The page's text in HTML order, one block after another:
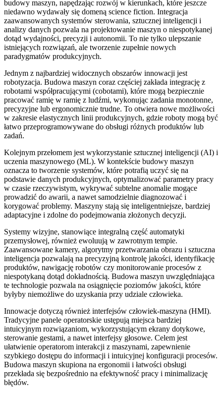
budowy maszyn, napędzając rozwój w kierunkach, które jeszcze
niedawno wydawały się domeną science fiction. Integracja
zaawansowanych systemów sterowania, sztucznej inteligencji i
analizy danych pozwala na projektowanie maszyn o niespotykanej
dotąd wydajności, precyzji i autonomii. To nie tylko ulepszanie
istniejących rozwiązań, ale tworzenie zupełnie nowych
paradygmatów produkcyjnych.
Jednym z najbardziej widocznych obszarów innowacji jest
robotyzacja. Budowa maszyn coraz częściej zakłada integrację z
robotami współpracującymi (cobotami), które mogą bezpiecznie
pracować ramię w ramię z ludźmi, wykonując zadania monotonne,
precyzyjne lub ergonomicznie trudne. To otwiera nowe możliwości
w zakresie elastycznych linii produkcyjnych, gdzie roboty mogą być
łatwo przeprogramowywane do obsługi różnych produktów lub
zadań.
Kolejnym przełomem jest wykorzystanie sztucznej inteligencji (AI) i
uczenia maszynowego (ML). W kontekście budowy maszyn
oznacza to tworzenie systemów, które potrafią uczyć się na
podstawie danych produkcyjnych, optymalizować parametry pracy
w czasie rzeczywistym, wykrywać subtelne anomalie mogące
prowadzić do awarii, a nawet samodzielnie diagnozować i
korygować problemy. Maszyny stają się inteligentniejsze, bardziej
adaptacyjne i zdolne do podejmowania złożonych decyzji.
Systemy wizyjne, stanowiące integralną część automatyki
przemysłowej, również ewoluują w zawrotnym tempie.
Zaawansowane kamery, algorytmy przetwarzania obrazu i sztuczna
inteligencja pozwalają na precyzyjną kontrolę jakości, identyfikację
produktów, nawigację robotów czy monitorowanie procesów z
niespotykaną dotąd dokładnością. Budowa maszyn uwzględniająca
te technologie pozwala na osiągnięcie poziomów jakości, które
byłyby niemożliwe do uzyskania przy udziale człowieka.
Innowacje dotyczą również interfejsów człowiek-maszyna (HMI).
Tradycyjne panele operatorskie ustępują miejsca bardziej
intuicyjnym rozwiązaniom, wykorzystującym ekrany dotykowe,
sterowanie gestami, a nawet interfejsy głosowe. Celem jest
ułatwienie operatorom interakcji z maszynami, zapewnienie
szybkiego dostępu do informacji i intuicyjnej konfiguracji procesów.
Budowa maszyn skupiona na ergonomii i łatwości obsługi
przekłada się bezpośrednio na efektywność pracy i minimalizację
błędów.